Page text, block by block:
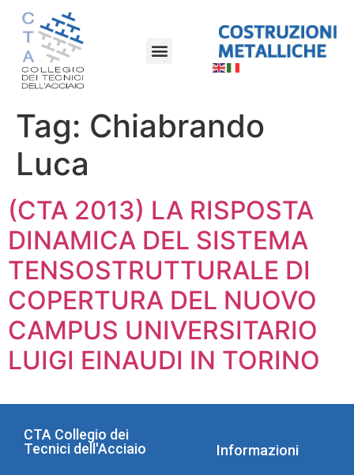
Tag: Chiabrando
Luca
(CTA 2013) LA RISPOSTA
DINAMICA DEL SISTEMA
TENSOSTRUTTURALE DI
COPERTURA DEL NUOVO
CAMPUS UNIVERSITARIO
LUIGI EINAUDI IN TORINO
CTA Collegio dei
Tecnici dell'Acciaio
Informazioni